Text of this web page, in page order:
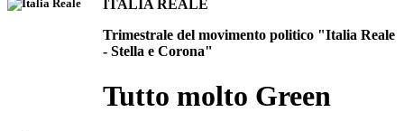
ITALIA REALE
Trimestrale del movimento politico "Italia Reale
- Stella e Corona"
Tutto molto Green